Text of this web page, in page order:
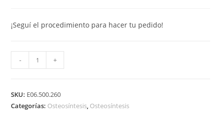
¡Seguí el procedimiento para hacer tu pedido!
RUSH
5
MM.
- +
SKU: E06.500.260
Categorías: Osteosíntesis, Osteosíntesis